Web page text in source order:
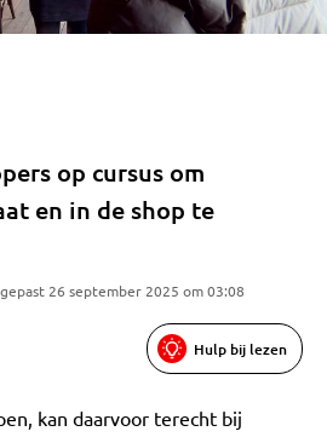
op cursus om
en in de shop te
26 september 2025 om 03:08
Hulp bij lezen
kan daarvoor terecht bij